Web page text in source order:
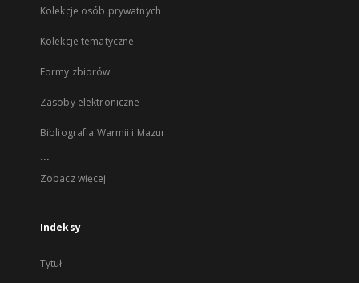
Kolekcje osób prywatnych
Kolekcje tematyczne
Formy zbiorów
Zasoby elektroniczne
Bibliografia Warmii i Mazur
...
Zobacz więcej
Indeksy
Tytuł